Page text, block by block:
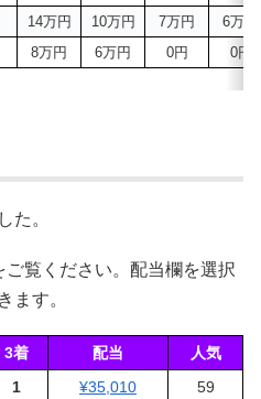
14万円 10万円 7万円
6万円
8万円 6万円 0円 0円
た。
覧ください。配当欄を選択
ます。
3着 配当
人気
1 ¥35,010
59